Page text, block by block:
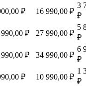
₽ 16 990,00 ₽
3
₽
990,00 ₽ 27 990,00 ₽
5
₽
990,00 ₽ 34 990,00 ₽
6
₽
₽ 10 990,00 ₽
1
₽